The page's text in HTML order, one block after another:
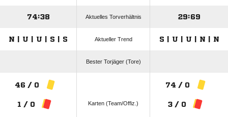
74:38 Aktuelles Torverhältnis 29:69
N | U | U | S | S Aktueller Trend S | U | U | N | N
Bester Torjäger (Tore)
46 / 0
1 / 0 Karten (Team/Offiz.)
74 / 0
3 / 0